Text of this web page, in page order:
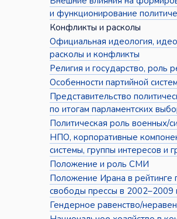
и функционирование
Конфликты и расколы
Официальная идеология,
расколы и конфликты
Религия и государство, роль
Особенности партийной
Представительство
по итогам парламентских
Политическая роль военных/
НПО, корпоративные
системы, группы интересов и
Положение и роль СМИ
Положение Ирана в рейтинге
свободы прессы в 2002–2009
Гендерное равенство/